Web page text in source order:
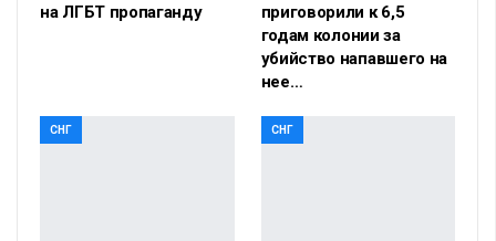
на ЛГБТ пропаганду
приговорили к 6,5
годам колонии за
убийство напавшего на
нее…
СНГ СНГ